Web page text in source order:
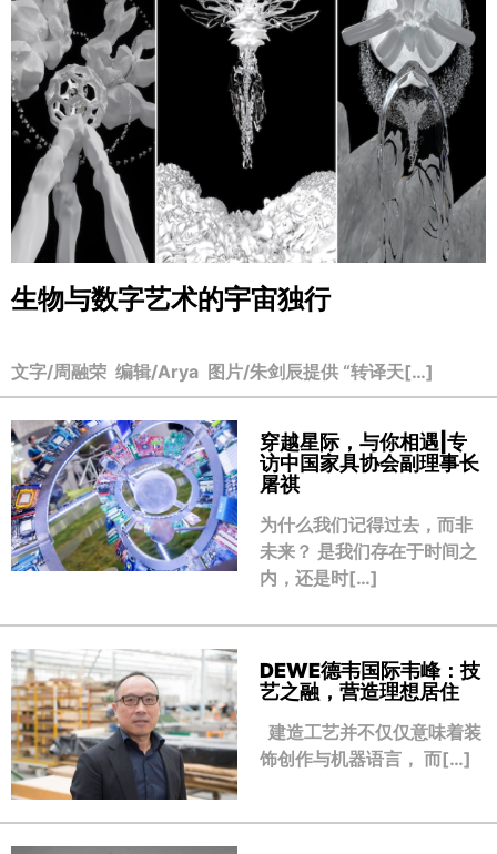
生物与数字艺术的宇宙独行
文字/周融荣 编辑/Arya 图片/朱剑辰提供 “转译天[…]
穿越星际，与你相遇|专
访中国家具协会副理事长
屠祺
为什么我们记得过去，而非
未来？ 是我们存在于时间之
内，还是时[…]
DEWE德韦国际韦峰：技
艺之融，营造理想居住
建造工艺并不仅仅意味着装
饰创作与机器语言， 而[…]